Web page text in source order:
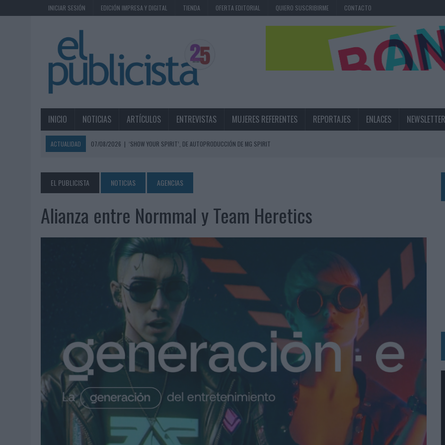
INICIAR SESIÓN EDICIÓN IMPRESA Y DIGITAL TIENDA OFERTA EDITORIAL QUIERO SUSCRIBIRME CONTACTO
INICIO NOTICIAS ARTÍCULOS ENTREVISTAS MUJERES REFERENTES REPORTAJES ENLACES NEWSLETTER
ACTUALIDAD 07/08/2026 | ‘SHOW YOUR SPIRIT’, DE AUTOPRODUCCIÓN DE MG SPIRIT
07/08/2026 | MG SPIRIT RELANZA SU MARCA CON UNA ESTRATEGIA 360º CENTRADA EN EL ORIGEN BARCELONÉS
07/08/2026
PATRÓN CONVIERTE EL NUEVO SINGLE DE ARÓN PIPER EN UNA EXPERIENCIA DE MARCA EN IBIZA
07/08/2026 |
EL VERANO PONE A PRUEBA LA ESTRATEGIA DIGITAL DE LAS MARCAS
VUELING CONVIERTE LOS RECUERDOS EN SOUVENIRS CON IA
CUANDO SE APAGUE EL SOL, EL ECLIPSE DE 2026 PONDRÁ A PRUEBA LA CREATIVIDAD DE LAS MARCAS
‘LA VUELTA’, DE FENOMENAL PARA MÁLAGA CF
SIETE DE CADA DIEZ EMPRESAS ESPAÑOLAS NO INTEGRAN LA INFANCIA EN SU ESTRATEGIA
LA TELEVISIÓN SIGUE LIDERANDO EL CONSUMO DE MEDIOS EN VERANO Y SUPERA AL MÓVIL COMO DISPOSITIVO MÁS UTILIZADO
EL USO DE LA IA GENERATIVA ALCANZA YA AL 62% DE LOS ESPAÑOLES
06/08/2026 | SYSTEM1 NOMBRA A KIMBERLY BASTONI COMO NUEVA DIRECTORA COMERCIAL GLOBAL
06/08/2026
FRIGO Y UNIQLO LANZAN UNA COLECCIÓN PERSONALIZABLE INSPIRADA EN CORNETTO, CALIPPO Y SOLERO
06/08/2026 | LA IA ESTÁ SUBIENDO EL LISTÓN DE LA CREATIVIDAD
05/08/2026
| BEON WORLDWIDE LANZA RAÍZ URBANA PARA TRANSFORMAR EL PATRIMONIO HISTÓRICO EN ACTIVOS CULTURALES Y ECONÓMICOS
05/08/2026 | FABRA COMUNICACIÓN INCORPORA A CASONÁ Y ASUME LA GESTIÓN DE SUS RELACIONES CON LOS MEDIOS
05/08/2026
LOPESAN HOTELS & RESORTS ACERCA EL PARAÍSO CANARIO EN SU ÚLTIMA CAMPAÑA INTERNACIONAL
LUIS ARQUILLOS (BURGO DE ARIAS): “LA CONSTRUCCIÓN DE MARCA A LARGO PLAZO Y LA MEDICIÓN SON DOS CARAS DE LA MISMA
EL PUBLICISTA NOTICIAS AGENCIAS
Alianza entre Normmal y Team Heretics